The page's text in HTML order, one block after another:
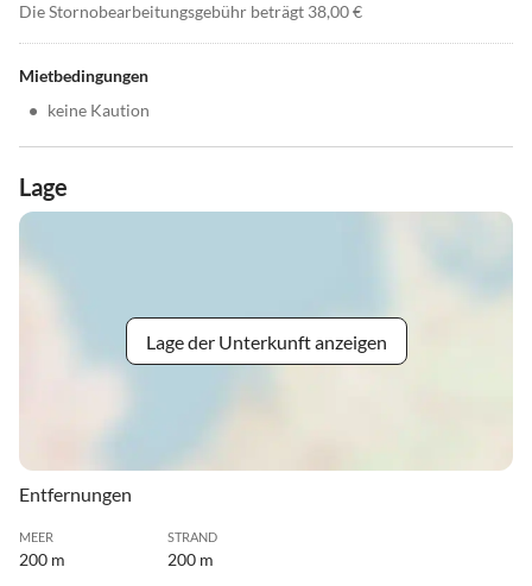
Die Stornobearbeitungsgebühr beträgt 38,00 €
Mietbedingungen
• keine Kaution
Lage
Lage der Unterkunft anzeigen
Entfernungen
MEER
200 m
STRAND
200 m